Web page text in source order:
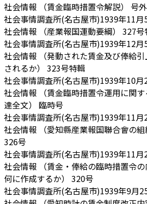
社会情報 （賃金臨時措置令解説）
号外
社会事情調査所(名古屋市)1939年11月
社会情報 （産業報国運動要綱）
327号
社会事情調査所(名古屋市)1939年12月
社会情報 （発動された賃金及び俸給
されるか）
323号特輯
社会事情調査所(名古屋市)1939年10月
社会情報 （賃金臨時措置令運用に関
達全文）
臨時号
社会事情調査所(名古屋市)1939年11月
社会情報 （愛知縣産業報国聯合會の組
326号
社会事情調査所(名古屋市)1939年11月
社会情報 （賃金・俸給の臨時措置令
何に作成するか）
320号
社会事情調査所(名古屋市)1939年9月